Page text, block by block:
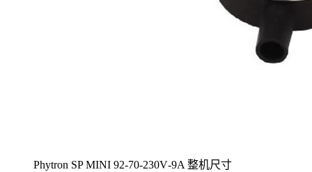
Phytron SP MINI 92‑70‑230V‑9A 整机尺寸